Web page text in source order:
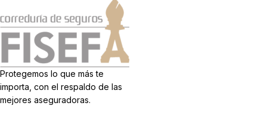
Protegemos lo que más te
importa, con el respaldo de las
mejores aseguradoras.